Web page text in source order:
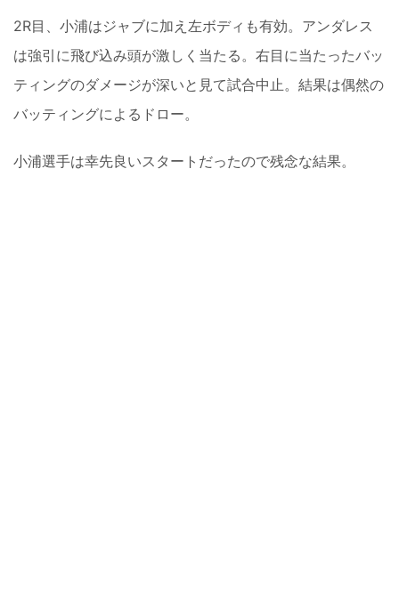
2R目、小浦はジャブに加え左ボディも有効。アンダレス
は強引に飛び込み頭が激しく当たる。右目に当たったバッ
ティングのダメージが深いと見て試合中止。結果は偶然の
バッティングによるドロー。
小浦選手は幸先良いスタートだったので残念な結果。